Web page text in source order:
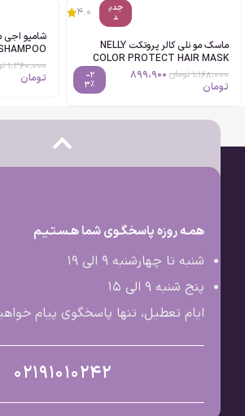
جدی
د
4.0
ماسک مو نلی کالر پروتکت NELLY
COLOR PROTECT HAIR MASK
حجم300ml اصل
1،168،000تومان 899،900
تومان
-2
3%
حجم1000ml اصل
1،360،000
تومان
همـه روزه پاسخگـوی شما هـسـتـیـم
شنبه تا چهارشنبه 9 الی ۱۹
پنج شنبه 9 الی ۱۵
ایام تعطیل، تنها پاسخگوی پیام
02191010242